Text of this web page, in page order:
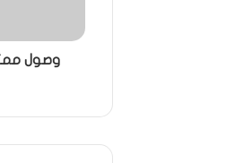
وصول